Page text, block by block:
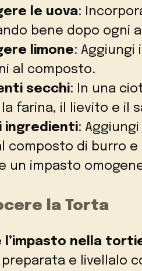
le uova:
bene dopo ogni
limone:
al composto.
secchi: In una
farina, il lievito e il
ingredienti:
composto di burro
un impasto
la Torta
l’impasto nella
e livellalo